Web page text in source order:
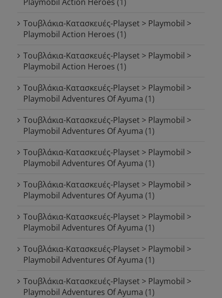
Τουβλάκια-Κατασκευές-Playset > Playmobil >
Playmobil Action Heroes (1)
Τουβλάκια-Κατασκευές-Playset > Playmobil >
Playmobil Action Heroes (1)
Τουβλάκια-Κατασκευές-Playset > Playmobil >
Playmobil Adventures Of Ayuma (1)
Τουβλάκια-Κατασκευές-Playset > Playmobil >
Playmobil Adventures Of Ayuma (1)
Τουβλάκια-Κατασκευές-Playset > Playmobil >
Playmobil Adventures Of Ayuma (1)
Τουβλάκια-Κατασκευές-Playset > Playmobil >
Playmobil Adventures Of Ayuma (1)
Τουβλάκια-Κατασκευές-Playset > Playmobil >
Playmobil Adventures Of Ayuma (1)
Τουβλάκια-Κατασκευές-Playset > Playmobil >
Playmobil Adventures Of Ayuma (1)
Τουβλάκια-Κατασκευές-Playset > Playmobil >
Playmobil Adventures Of Ayuma (1)